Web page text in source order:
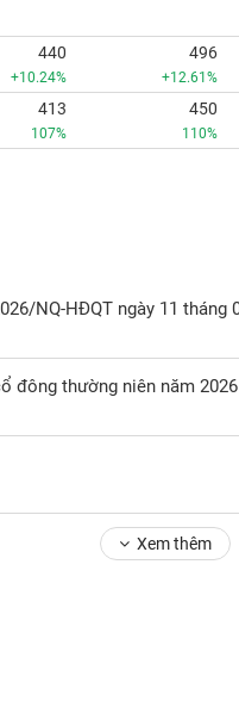
440
+10.24%
496
+12.61%
413
107%
450
110%
đông thường niên năm 2026
Xem thêm